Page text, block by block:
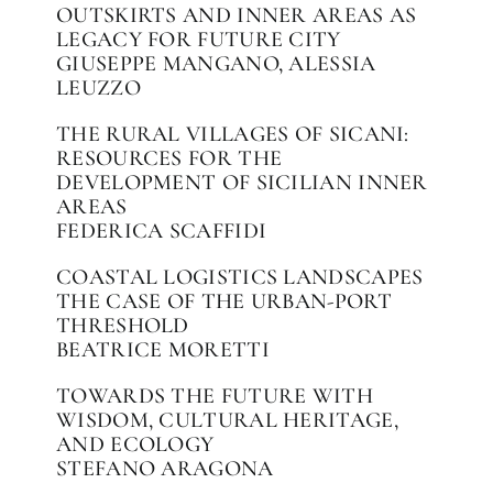
OUTSKIRTS AND INNER AREAS AS
LEGACY FOR FUTURE CITY
GIUSEPPE MANGANO, ALESSIA
LEUZZO
THE RURAL VILLAGES OF SICANI:
RESOURCES FOR THE
DEVELOPMENT OF SICILIAN INNER
AREAS
FEDERICA SCAFFIDI
COASTAL LOGISTICS LANDSCAPES
THE CASE OF THE URBAN-PORT
THRESHOLD
BEATRICE MORETTI
TOWARDS THE FUTURE WITH
WISDOM, CULTURAL HERITAGE,
AND ECOLOGY
STEFANO ARAGONA